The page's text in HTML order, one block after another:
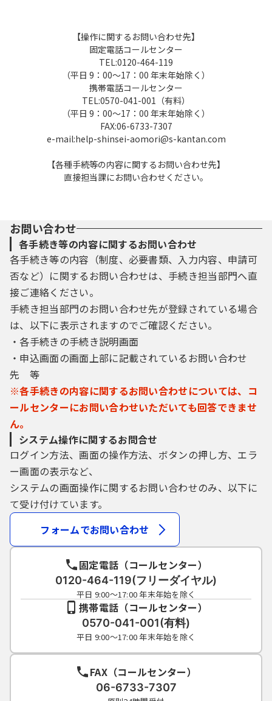
【操作に関するお問い合わせ先】
固定電話コールセンター
TEL:0120-464-119
（平日 9：00～17：00 年末年始除く）
携帯電話コールセンター
TEL:0570-041-001（有料）
（平日 9：00～17：00 年末年始除く）
FAX:06-6733-7307
e-mail:help-shinsei-aomori@s-kantan.com
【各種手続等の内容に関するお問い合わせ先】
直接担当課にお問い合わせください。
お問い合わせ
各手続き等の内容に関するお問い合わせ
各手続き等の内容（制度、必要書類、入力内容、申請可
否など）に関するお問い合わせは、手続き担当部門へ直
接ご連絡ください。
手続き担当部門のお問い合わせ先が登録されている場合
は、以下に表示されますのでご確認ください。
・各手続きの手続き説明画面
・申込画面の画面上部に記載されているお問い合わせ
先 等
※各手続きの内容に関するお問い合わせについては、コ
ールセンターにお問い合わせいただいても回答できませ
ん。
システム操作に関するお問合せ
ログイン方法、画面の操作方法、ボタンの押し方、エラ
ー画面の表示など、
システムの画面操作に関するお問い合わせのみ、以下に
て受け付けています。
フォームでお問い合わせ
固定電話（コールセンター）
0120-464-119(フリーダイヤル)
平日 9:00～17:00 年末年始を除く
携帯電話（コールセンター）
0570-041-001(有料)
平日 9:00～17:00 年末年始を除く
FAX（コールセンター）
06-6733-7307